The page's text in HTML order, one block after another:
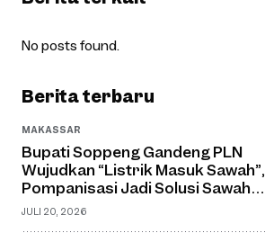
No posts found.
Berita terbaru
MAKASSAR
Bupati Soppeng Gandeng PLN
Wujudkan “Listrik Masuk Sawah”,
Pompanisasi Jadi Solusi Sawah
Tadah Hujan
JULI 20, 2026